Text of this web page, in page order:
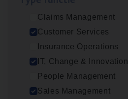
Claims Management
Customer Services
Insurance Operations
IT, Change & Innovation
People Management
Sales Management
Test Ana­lyst
IT, Change & Innovation
Antwerpen
Busi­ness Analyst